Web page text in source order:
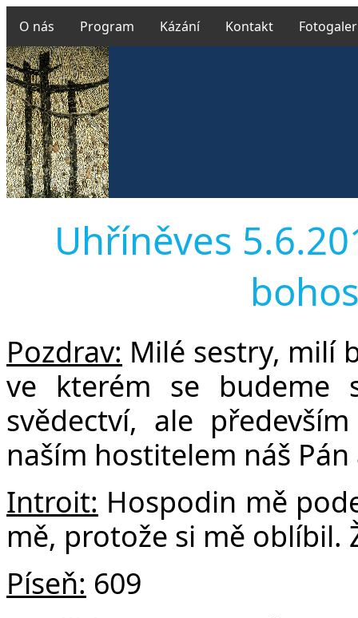
O nás Program Kázání Kontakt
Uhříněves
Pozdrav: Milé sestry, milí
ve kterém se budeme
svědectví, ale
naším hostitelem náš Pán
Introit: Hospodin mě
mě, protože si mě oblíbil.
Píseň: 609